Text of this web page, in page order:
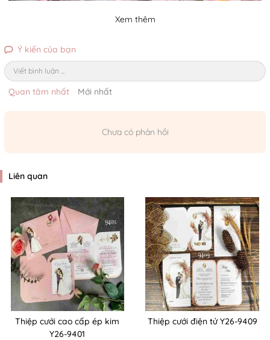
Xem thêm
Ý kiến của bạn
Viết bình luận ...
Quan tâm nhất Mới nhất
Chưa có phản hồi
Liên quan
Thiệp cưới cao cấp ép kim
Y26-9401
Thiệp cưới điện tử Y26-9409